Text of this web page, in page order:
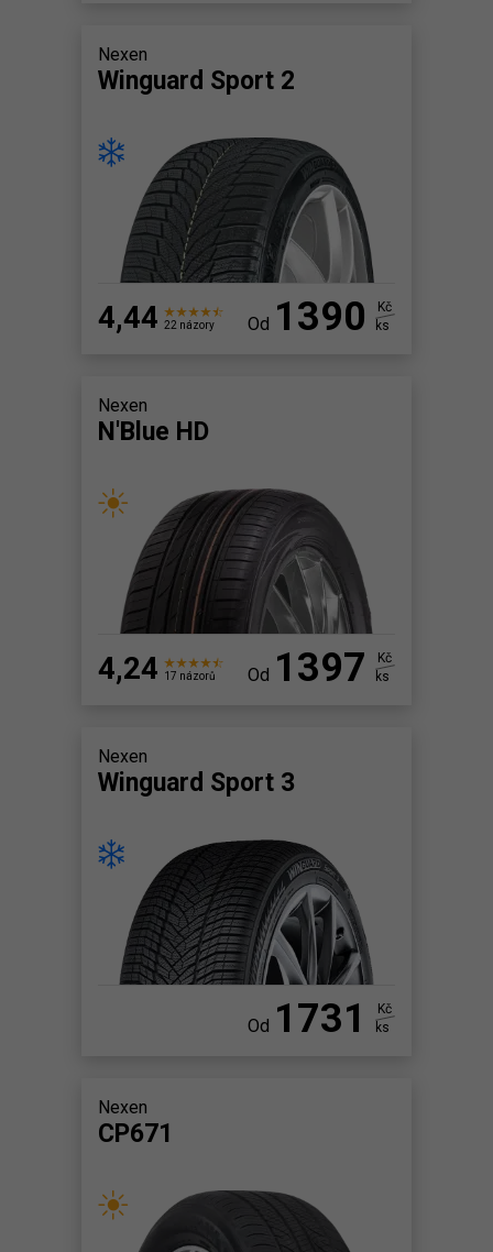
Nexen
Winguard Sport 2
4,44 22 názory Od 1390
Kč
ks
Nexen
N'Blue HD
4,24 17 názorů Od 1397
Kč
ks
Nexen
Winguard Sport 3
Od 1731
Kč
ks
Nexen
CP671